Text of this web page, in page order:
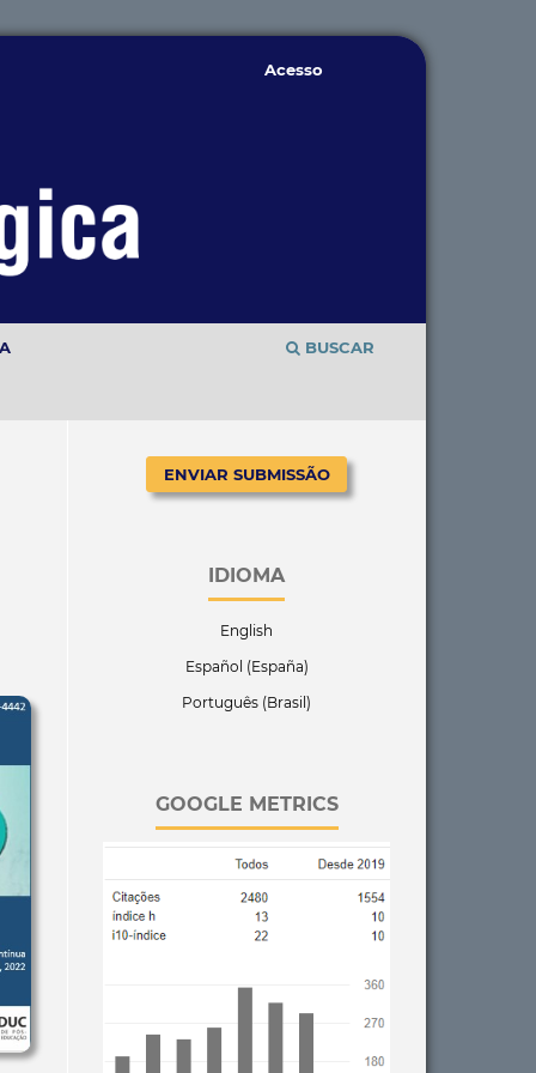
BUSCAR
Acesso
ENVIAR SUBMISSÃO
IDIOMA
English
Español (España)
Português (Brasil)
GOOGLE METRICS